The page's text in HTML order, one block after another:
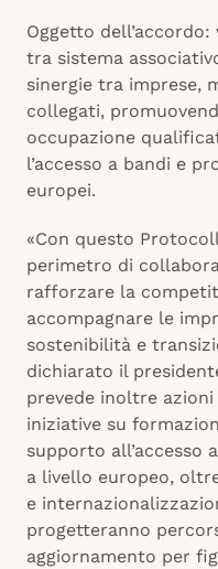
Oggetto
tra sistema
sinergie tra imprese,
collegati,
occupazione
l’accesso a bandi e
europei.
«Con questo
perimetro di
rafforzare la
accompagnare le
sostenibilità e
dichiarato il
prevede inoltre
iniziative su
supporto all’accesso
a livello europeo,
e
progetteranno
aggiornamento per